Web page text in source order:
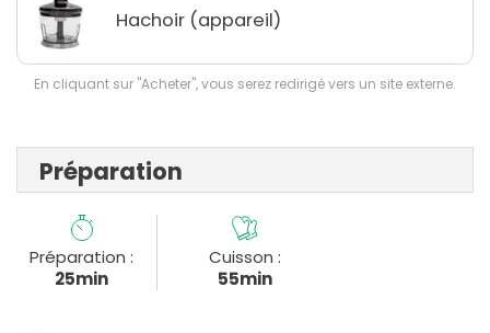
Hachoir (appareil)
En cliquant sur "Acheter", vous serez redirigé vers un site externe.
Préparation
Préparation :
25min
Cuisson :
55min